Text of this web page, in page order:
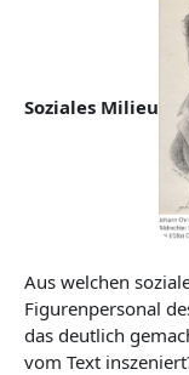
Soziales Milieu
Aus welchen
Figurenpersonal
das deutlich
vom Text